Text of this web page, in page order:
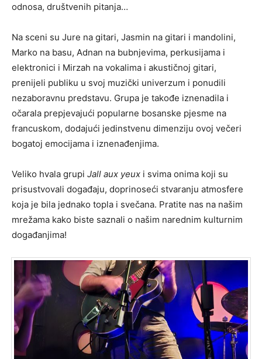
odnosa, društvenih pitanja…
Na sceni su Jure na gitari, Jasmin na gitari i mandolini,
Marko na basu, Adnan na bubnjevima, perkusijama i
elektronici i Mirzah na vokalima i akustičnoj gitari,
prenijeli publiku u svoj muzički univerzum i ponudili
nezaboravnu predstavu. Grupa je takođe iznenadila i
očarala prepjevajući popularne bosanske pjesme na
francuskom, dodajući jedinstvenu dimenziju ovoj večeri
bogatoj emocijama i iznenađenjima.
Veliko hvala grupi Jall aux yeux i svima onima koji su
prisustvovali događaju, doprinoseći stvaranju atmosfere
koja je bila jednako topla i svečana. Pratite nas na našim
mrežama kako biste saznali o našim narednim kulturnim
događanjima!